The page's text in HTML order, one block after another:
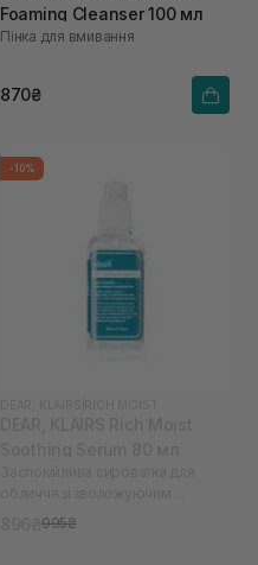
Foaming Cleanser 100 мл
Пінка для вмивання
870₴
-10%
ефектом995₴